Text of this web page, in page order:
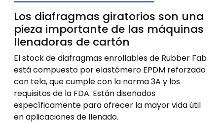
Los diafragmas giratorios son una
pieza importante de las máquinas
llenadoras de cartón
El stock de diafragmas enrollables de Rubber Fab
está compuesto por elastómero EPDM reforzado
con tela, que cumple con la norma 3A y los
requisitos de la FDA. Están diseñados
específicamente para ofrecer la mayor vida útil
en aplicaciones de llenado.